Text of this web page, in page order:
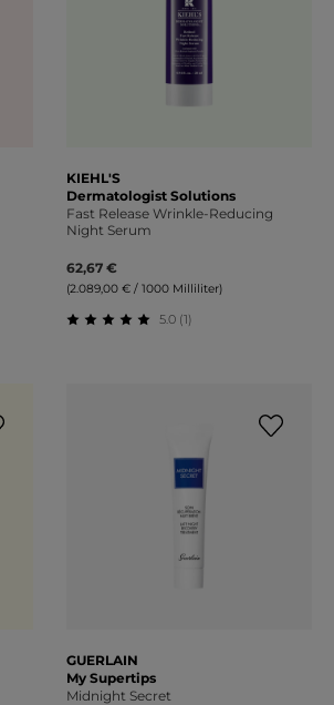
KIEHL'S
Dermatologist Solutions
Fast Release Wrinkle-Reducing
Night Serum
62,67 €
(2.089,00 € / 1000 Milliliter)
5.0 (1)
GUERLAIN
My Supertips
Midnight Secret